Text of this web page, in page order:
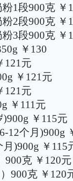
1段900克 ￥
2段900克 ￥
3段900克 ￥
￥130
121元
￥121元
121元
￥111元
￥115元
12个月)900g
)900g ￥115
900克 ￥120元
900克 ￥120